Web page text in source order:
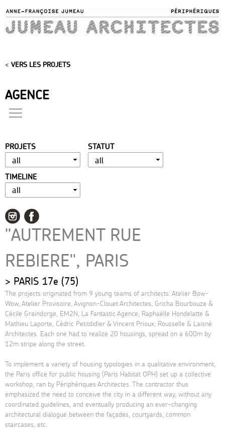
main
content
< VERS LES PROJETS
AGENCE
présentation
distinctions
publications
portfolio
contact
PROJETS STATUT
TIMELINE
"AUTREMENT RUE
REBIERE", PARIS
PARIS 17e (75)
The projects originated from 9 young teams of architects: Atelier Bow-
Wow, Atelier Provisoire, Avignon-Clouet Architectes, Gricha Bourbouze &
Cécile Graindorge, EM2N, La Fantastic Agence, Raphaëlle Hondelatte &
Mathieu Laporte, Cédric Petitdidier & Vincent Prioux, Rousselle & Laisné
Architectes. Each one had to realize 20 housings, spread on a 600m by
12m stripe along the street.
To implement a variety of housing typologies in a qualitative environment,
the Paris office for public housing (Paris Habitat OPH) set up a collective
workshop, ran by Périphériques Architectes. The contractor thus
emphasized the need to conceive the city in a different way, without any
coordinated guidelines, and eventually producing an ever-changing
architectural dialogue between the façades, courtyards, common
staircases, etc.